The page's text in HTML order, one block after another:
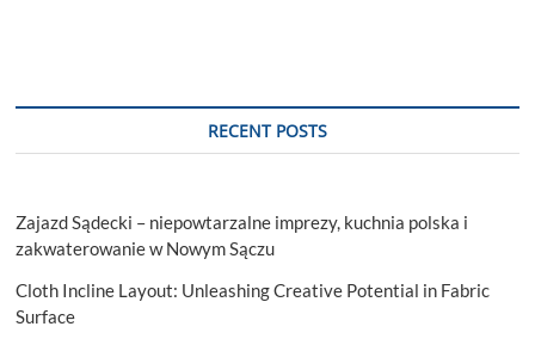
RECENT POSTS
Zajazd Sądecki – niepowtarzalne imprezy, kuchnia polska i
zakwaterowanie w Nowym Sączu
Cloth Incline Layout: Unleashing Creative Potential in Fabric
Surface